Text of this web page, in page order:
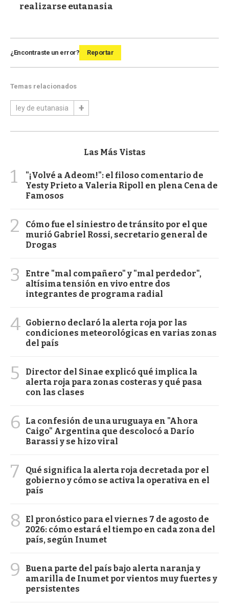
realizarse eutanasia
¿Encontraste un error? Reportar
Temas relacionados
ley de eutanasia
Las Más Vistas
1
"¡Volvé a Adeom!": el filoso comentario de
Yesty Prieto a Valeria Ripoll en plena Cena de
Famosos
2
Cómo fue el siniestro de tránsito por el que
murió Gabriel Rossi, secretario general de
Drogas
3
Entre "mal compañero" y "mal perdedor",
altísima tensión en vivo entre dos
integrantes de programa radial
4 Gobierno declaró la alerta roja por las
condiciones meteorológicas en varias zonas
del país
5
Director del Sinae explicó qué implica la
alerta roja para zonas costeras y qué pasa
con las clases
6
La confesión de una uruguaya en "Ahora
Caigo" Argentina que descolocó a Darío
Barassi y se hizo viral
7
Qué significa la alerta roja decretada por el
gobierno y cómo se activa la operativa en el
país
8
El pronóstico para el viernes 7 de agosto de
2026: cómo estará el tiempo en cada zona del
país, según Inumet
9
Buena parte del país bajo alerta naranja y
amarilla de Inumet por vientos muy fuertes y
persistentes